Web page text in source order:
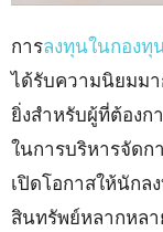
การลงทุนในกองทุ
ได้รับความนิยมมา
ยิ่งสำหรับผู้ที่ต้องก
ในการบริหารจัดก
เปิดโอกาสให้นักล
สินทรัพย์หลากหลา